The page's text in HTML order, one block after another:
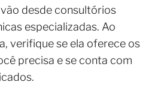
desde consultórios
especializadas. Ao
verifique se ela oferece os
precisa e se conta com